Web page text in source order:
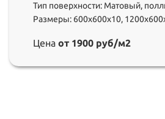
Тип поверхности: Матовый,
Размеры: 600х600х10,
Цена от 1900 руб/м2